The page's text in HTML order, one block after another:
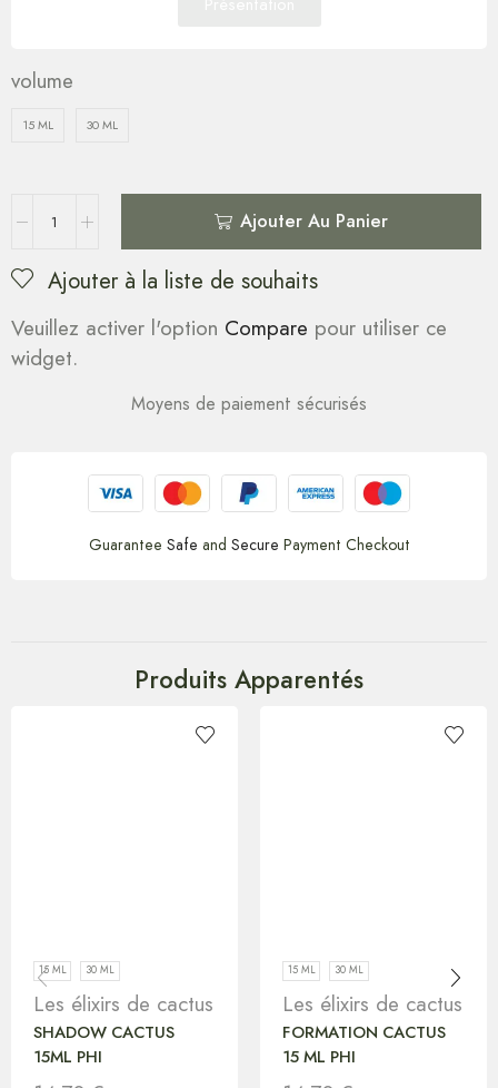
volume
15 ML 30 ML
Ajouter Au Panier
Ajouter à la liste de souhaits
Veuillez activer l'option Compare pour utiliser ce
widget.
Moyens de paiement sécurisés
Guarantee Safe and Secure Payment Checkout
Produits Apparentés
15 ML 30 ML
Les élixirs de cactus
SHADOW CACTUS
15ML PHI
15 ML 30 ML
Les élixirs de cactus
FORMATION CACTUS
15 ML PHI